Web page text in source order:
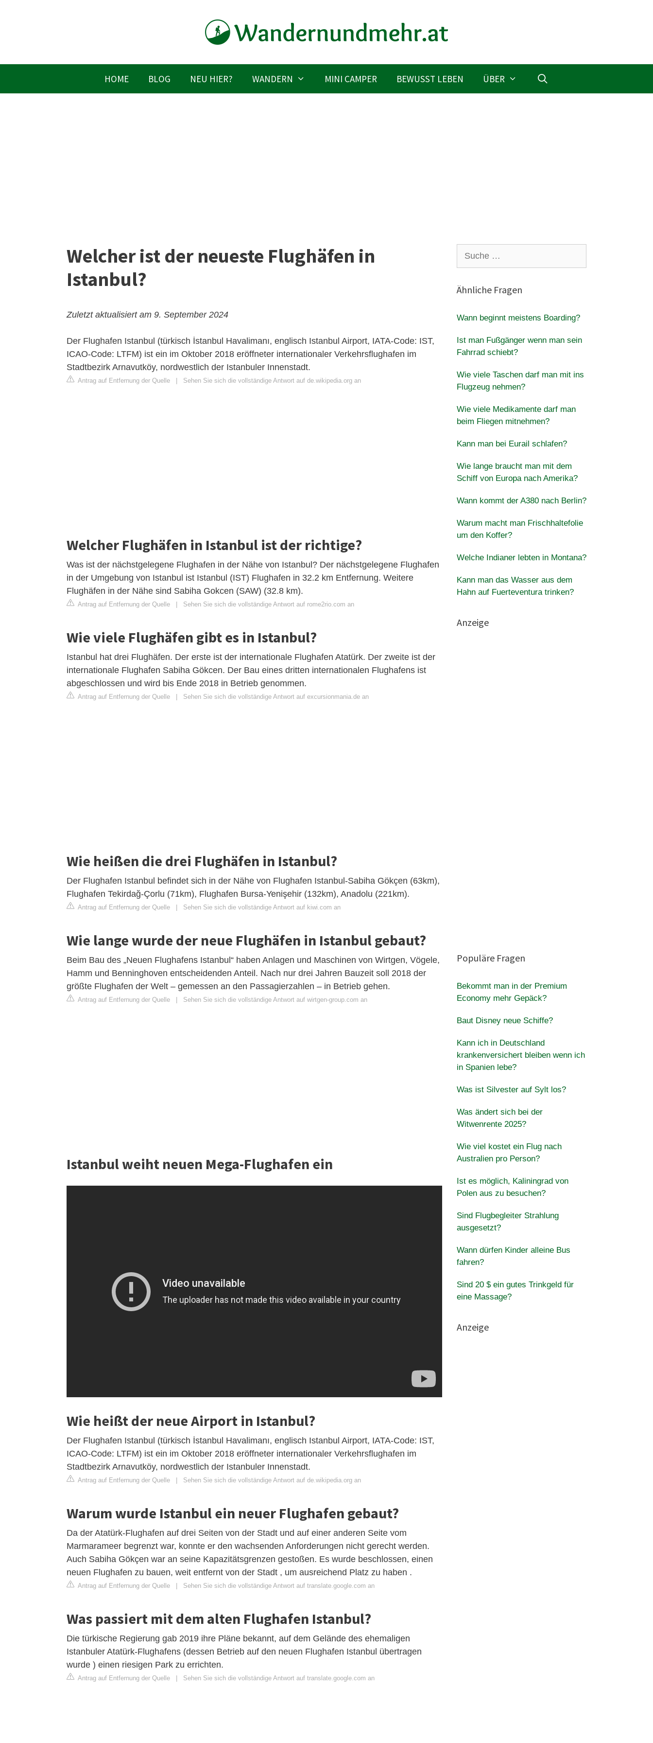
HOME BLOG NEU HIER? WANDERN MINI CAMPER BEWUSST LEBEN ÜBER
Welcher ist der neueste Flughäfen in
Istanbul?
Zuletzt aktualisiert am 9. September 2024
Der Flughafen Istanbul (türkisch İstanbul Havalimanı, englisch Istanbul Airport, IATA-Code: IST,
ICAO-Code: LTFM) ist ein im Oktober 2018 eröffneter internationaler Verkehrsflughafen im
Stadtbezirk Arnavutköy, nordwestlich der Istanbuler Innenstadt.
Antrag auf Entfernung der Quelle Sehen Sie sich die vollständige Antwort auf de.wikipedia.org an
Welcher Flughäfen in Istanbul ist der richtige?
Was ist der nächstgelegene Flughafen in der Nähe von Istanbul? Der nächstgelegene Flughafen
in der Umgebung von Istanbul ist Istanbul (IST) Flughafen in 32.2 km Entfernung. Weitere
Flughäfen in der Nähe sind Sabiha Gokcen (SAW) (32.8 km).
Antrag auf Entfernung der Quelle Sehen Sie sich die vollständige Antwort auf rome2rio.com an
Wie viele Flughäfen gibt es in Istanbul?
Istanbul hat drei Flughäfen. Der erste ist der internationale Flughafen Atatürk. Der zweite ist der
internationale Flughafen Sabiha Gökcen. Der Bau eines dritten internationalen Flughafens ist
abgeschlossen und wird bis Ende 2018 in Betrieb genommen.
Antrag auf Entfernung der Quelle Sehen Sie sich die vollständige Antwort auf excursionmania.de an
Wie heißen die drei Flughäfen in Istanbul?
Der Flughafen Istanbul befindet sich in der Nähe von Flughafen Istanbul-Sabiha Gökçen (63km),
Flughafen Tekirdağ-Çorlu (71km), Flughafen Bursa-Yenişehir (132km), Anadolu (221km).
Antrag auf Entfernung der Quelle Sehen Sie sich die vollständige Antwort auf kiwi.com an
Wie lange wurde der neue Flughäfen in Istanbul gebaut?
Beim Bau des „Neuen Flughafens Istanbul“ haben Anlagen und Maschinen von Wirtgen, Vögele,
Hamm und Benninghoven entscheidenden Anteil. Nach nur drei Jahren Bauzeit soll 2018 der
größte Flughafen der Welt – gemessen an den Passagierzahlen – in Betrieb gehen.
Antrag auf Entfernung der Quelle Sehen Sie sich die vollständige Antwort auf wirtgen-group.com an
Istanbul weiht neuen Mega-Flughafen ein
Wie heißt der neue Airport in Istanbul?
Der Flughafen Istanbul (türkisch İstanbul Havalimanı, englisch Istanbul Airport, IATA-Code: IST,
ICAO-Code: LTFM) ist ein im Oktober 2018 eröffneter internationaler Verkehrsflughafen im
Stadtbezirk Arnavutköy, nordwestlich der Istanbuler Innenstadt.
Antrag auf Entfernung der Quelle | Sehen Sie sich die vollständige Antwort auf de.wikipedia.org an
Warum wurde Istanbul ein neuer Flughafen gebaut?
Da der Atatürk-Flughafen auf drei Seiten von der Stadt und auf einer anderen Seite vom
Marmarameer begrenzt war, konnte er den wachsenden Anforderungen nicht gerecht werden.
Auch Sabiha Gökçen war an seine Kapazitätsgrenzen gestoßen. Es wurde beschlossen, einen
neuen Flughafen zu bauen, weit entfernt von der Stadt , um ausreichend Platz zu haben .
Antrag auf Entfernung der Quelle | Sehen Sie sich die vollständige Antwort auf translate.google.com an
Was passiert mit dem alten Flughafen Istanbul?
Die türkische Regierung gab 2019 ihre Pläne bekannt, auf dem Gelände des ehemaligen
Istanbuler Atatürk-Flughafens (dessen Betrieb auf den neuen Flughafen Istanbul übertragen
wurde ) einen riesigen Park zu errichten.
Antrag auf Entfernung der Quelle | Sehen Sie sich die vollständige Antwort auf translate.google.com an
nach:
Ähnliche Fragen
Wann beginnt meistens Boarding?
Ist man Fußgänger wenn man sein
Fahrrad schiebt?
Wie viele Taschen darf man mit ins
Flugzeug nehmen?
Wie viele Medikamente darf man
beim Fliegen mitnehmen?
Kann man bei Eurail schlafen?
Wie lange braucht man mit dem
Schiff von Europa nach Amerika?
Wann kommt der A380 nach Berlin?
Warum macht man Frischhaltefolie
um den Koffer?
Welche Indianer lebten in Montana?
Kann man das Wasser aus dem
Hahn auf Fuerteventura trinken?
Anzeige
Populäre Fragen
Bekommt man in der Premium
Economy mehr Gepäck?
Baut Disney neue Schiffe?
Kann ich in Deutschland
krankenversichert bleiben wenn ich
in Spanien lebe?
Was ist Silvester auf Sylt los?
Was ändert sich bei der
Witwenrente 2025?
Wie viel kostet ein Flug nach
Australien pro Person?
Ist es möglich, Kaliningrad von
Polen aus zu besuchen?
Sind Flugbegleiter Strahlung
ausgesetzt?
Wann dürfen Kinder alleine Bus
fahren?
Sind 20 $ ein gutes Trinkgeld für
eine Massage?
Anzeige